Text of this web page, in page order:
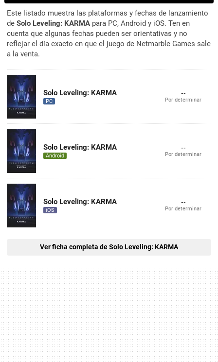
Este listado muestra las plataformas y fechas de lanzamiento
de Solo Leveling: KARMA para PC, Android y iOS. Ten en
cuenta que algunas fechas pueden ser orientativas y no
reflejar el día exacto en que el juego de Netmarble Games sale
a la venta.
Solo Leveling: KARMA
PC
--
Por determinar
Solo Leveling: KARMA
Android
--
Por determinar
Solo Leveling: KARMA
iOS
--
Por determinar
Ver ficha completa de Solo Leveling: KARMA